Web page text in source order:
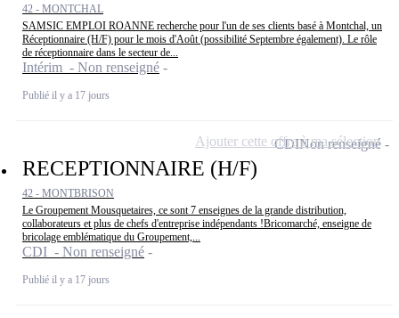
42 - MONTCHAL
SAMSIC EMPLOI ROANNE recherche pour l'un de ses clients basé à Montchal, un
Réceptionnaire (H/F) pour le mois d'Août (possibilité Septembre également). Le rôle
de réceptionnaire dans le secteur de...
Intérim - Non renseigné
Publié il y a 17 jours
RECEPTIONNAIRE (H/F)
42 - MONTBRISON
Le Groupement Mousquetaires, ce sont 7 enseignes de la grande distribution,
collaborateurs et plus de chefs d'entreprise indépendants !Bricomarché, enseigne de
bricolage emblématique du Groupement,...
CDI - Non renseigné
Publié il y a 17 jours
CDINon renseigné
Ajouter cette offre à ma sélection